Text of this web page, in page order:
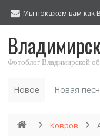
Мы покажем вам как
Фотоблог Владимирской
Новое Новая
Ковров